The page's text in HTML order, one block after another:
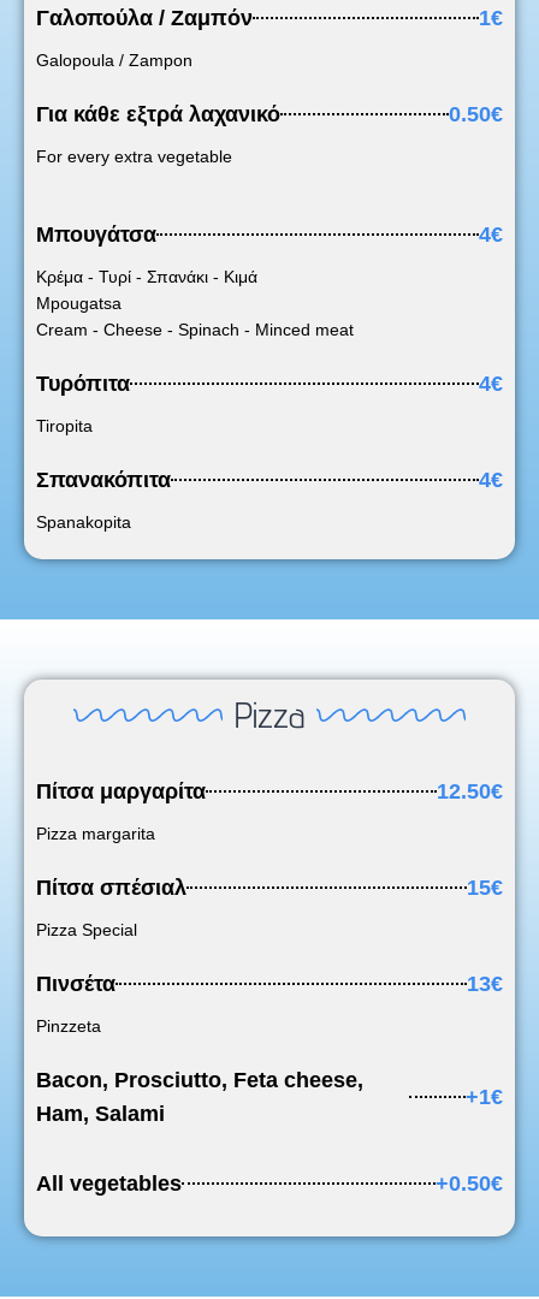
Γαλοπούλα / Ζαμπόν 1€
Galopoula / Zampon
Για κάθε εξτρά λαχανικό 0.50€
For every extra vegetable
Μπουγάτσα 4€
Κρέμα - Τυρί - Σπανάκι - Κιμά
Mpougatsa
Cream - Cheese - Spinach - Minced meat
Τυρόπιτα 4€
Tiropita
Σπανακόπιτα 4€
Spanakopita
Pizza
Πίτσα μαργαρίτα 12.50€
Pizza margarita
Πίτσα σπέσιαλ 15€
Pizza Special
Πινσέτα 13€
Pinzzeta
Bacon, Prosciutto, Feta cheese,
Ham, Salami
+1€
All vegetables +0.50€